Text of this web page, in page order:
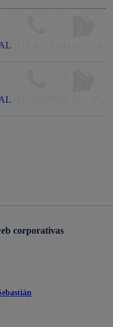
corporativas